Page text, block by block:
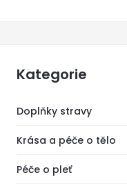
Kategorie
Doplňky stravy
Krása a péče o tělo
Péče o pleť